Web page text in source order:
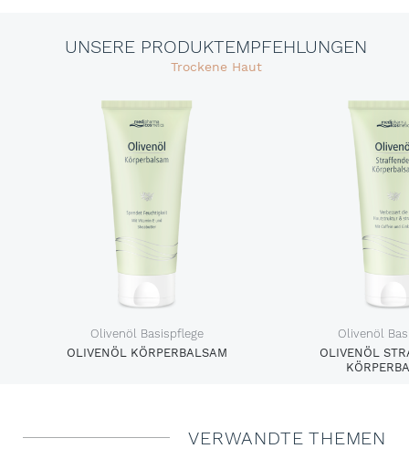
UNSERE PRODUKTEMPFEHLUNGEN
Trockene Haut
Olivenöl Basispflege
OLIVENÖL KÖRPERBALSAM
Olivenöl
OLIVENÖL
VERWANDTE THEMEN